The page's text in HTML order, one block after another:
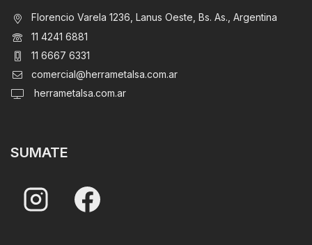
Florencio Varela 1236, Lanus Oeste, Bs. As., Argentina
11 4241 6881
11 6667 6331
comercial@herrametalsa.com.ar
herrametalsa.com.ar
SUMATE